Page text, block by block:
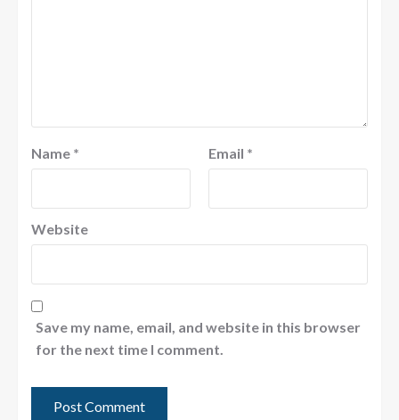
Name * Email *
Website
Save my name, email, and website in this browser
for the next time I comment.